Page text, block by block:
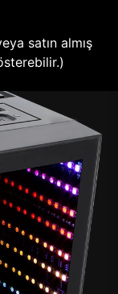
satın almış